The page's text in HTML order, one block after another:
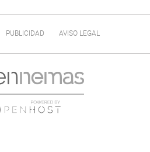
PUBLICIDAD AVISO LEGAL